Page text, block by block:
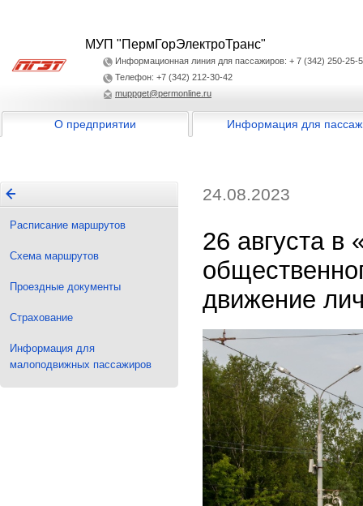
МУП "ПермГорЭлектроТранс"
Информационная линия для пассажиров: + 7 (342) 250-25-
Телефон: +7 (342) 212-30-42
muppget@permonline.ru
О предприятии Информация для
Расписание маршрутов
Схема маршрутов
Проездные документы
Страхование
Информация для
малоподвижных пассажиров
24.08.2023
26 августа в
движение